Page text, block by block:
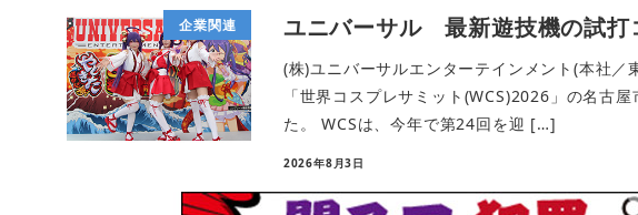
企業関連 ユニバーサル 最新遊技機の試打
(株)ユニバーサルエンターテインメント(本社
「世界コスプレサミット(WCS)2026」の名古
た。 WCSは、今年で第24回を迎 […]
2026年8月3日